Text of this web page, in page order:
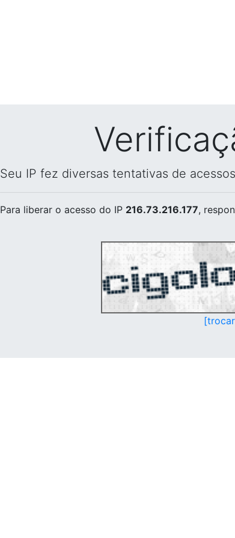
Seu IP fez diversas tentativas de
Para liberar o acesso do IP 216.73.216.177,